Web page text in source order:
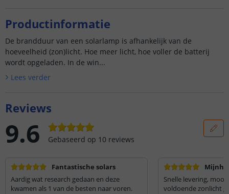
Productinformatie
De brandduur van een solarlamp is afhankelijk van de
hoeveelheid (zon)licht. Hoe meer licht, hoe voller de batterij
wordt opgeladen. In de win...
Lees verder
Reviews
9.6 Gebaseerd op 10 reviews
Fantastische solars
Aardig wat research gedaan en deze
kwamen als 1 van de besten naar voren.
Snelle levering,
voldoende zonlicht